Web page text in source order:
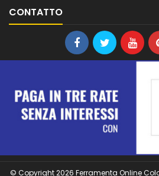
CONTATTO
© Copyright 2026 Ferramenta Online